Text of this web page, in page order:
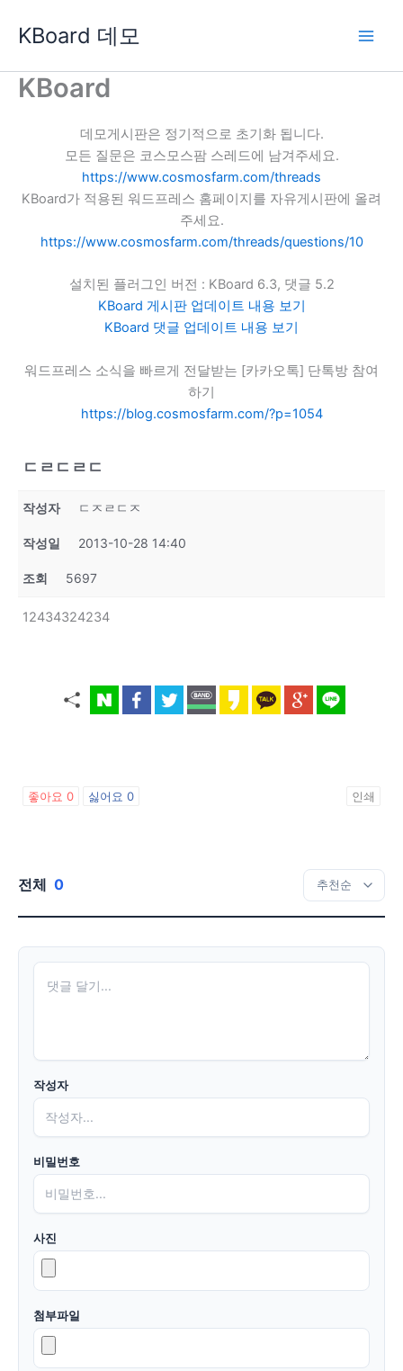
로
KBoard 데모
KBoard
데모게시판은 정기적으로 초기화 됩니다.
모든 질문은 코스모스팜 스레드에 남겨주세요.
https://www.cosmosfarm.com/threads
KBoard가 적용된 워드프레스 홈페이지를 자유게시판에 올려
주세요.
https://www.cosmosfarm.com/threads/questions/10
설치된 플러그인 버전 : KBoard 6.3, 댓글 5.2
KBoard 게시판 업데이트 내용 보기
KBoard 댓글 업데이트 내용 보기
워드프레스 소식을 빠르게 전달받는 [카카오톡] 단톡방 참여
하기
https://blog.cosmosfarm.com/?p=1054
ㄷㄹㄷㄹㄷ
작성자 ㄷㅈㄹㄷㅈ
작성일 2013-10-28 14:40
조회 5697
12434324234
좋아요 0 싫어요 0 인쇄
전체 0
작성자
비밀번호
사진
첨부파일